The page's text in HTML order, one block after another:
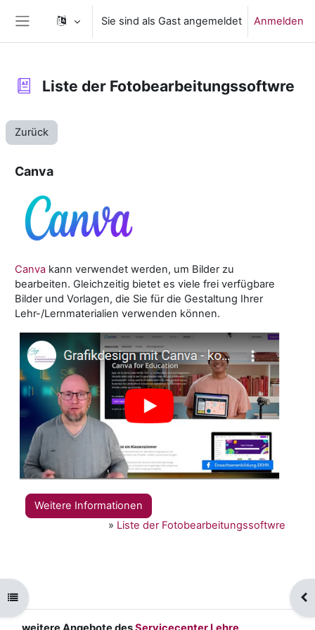
Website-Übersicht
Sie sind als Gast angemeldet Anmelden
Kursindex öffnen
Liste der Fotobearbeitungssoftwre
Zurück
Canva
Canvakann verwendet werden, um Bilder zu
bearbeiten. Gleichzeitig bietet es viele frei verfügbare
Bilder und Vorlagen, die Sie für die Gestaltung Ihrer
Lehr-/Lernmaterialien verwenden können.
Weitere Informationen
» Liste der Fotobearbeitungssoftwre